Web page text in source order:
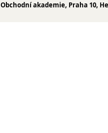
Obchodní akademie, Praha 10,